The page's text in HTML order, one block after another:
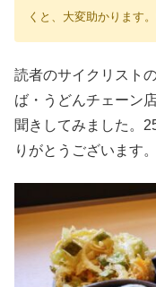
くと、大変助かります
読者のサイクリスト
ば・うどんチェーン
聞きしてみました。
りがとうございます